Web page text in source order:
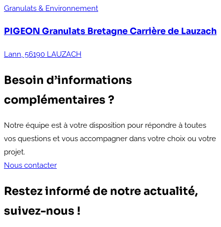
Granulats & Environnement
PIGEON Granulats BretagneCarrière de Lauzach
Lann, 56190 LAUZACH
Besoin d’informations
complémentaires ?
Notre équipe est à votre disposition pour répondre à toutes
vos questions et vous accompagner dans votre choix ou votre
projet.
Nous contacter
Restez informé de notre actualité,
suivez-nous !